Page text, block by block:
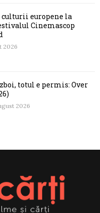
culturii europene la
Cinemascop
2026
totul e permis: Over
2026